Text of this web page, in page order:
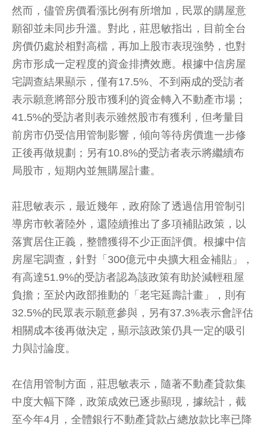
然而，儘管房價看漲比例有所增加，民眾的購屋意
願卻並未同步升溫。對此，莊思敏指出，目前全台
房價仍處於相對高檔，再加上股市表現強勢，也對
房市形成一定程度的資金排擠效應。根據中信房屋
宅調查結果顯示，僅有17.5%、不到兩成的受訪者
表示願意將部分股市獲利的資金轉入不動產市場；
41.5%的受訪者則表示雖然股市有獲利，但考量目
前房市仍受信用管制影響，傾向等待房價進一步修
正後再做規劃；另有10.8%的受訪者表示將繼續布
局股市，短期內並無購屋計畫。
莊思敏表示，最近幾年，政府除了透過信用管制引
導房市軟著陸外，還陸續推出了多項補貼政策，以
落實居住正義，整體獲得不少正面評價。根據中信
房屋宅調查，針對「300億元中央擴大租金補貼」，
有高達51.9%的受訪者認為該政策有助於減輕租屋
負擔；至於內政部推動的「老宅延壽計畫」，則有
32.5%的民眾表示願意參與，另有37.3%表示會評估
相關成本後再做決定，顯示該政策仍具一定的吸引
力與討論度。
在信用管制方面，莊思敏表示，隨著不動產貸款集
中度大幅下降，政策成效已逐步顯現，據統計，截
至今年4月，全體銀行不動產貸款占總放款比率已降